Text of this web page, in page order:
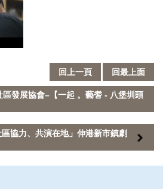
回上一頁 回最上面
發展協會–【一起 。藝耆 - 八堡圳頭
協力、共演在地」伸港新市鎮劇